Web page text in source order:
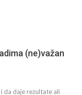
(ne)važan
da daje rezultate ali